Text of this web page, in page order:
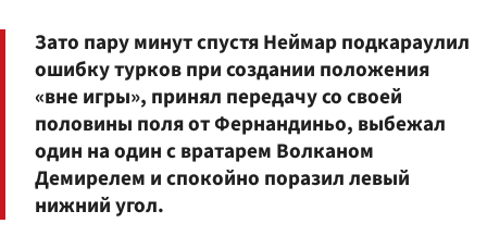
Зато пару минут спустя Неймар подкараулил
ошибку турков при создании положения
«вне игры», принял передачу со своей
половины поля от Фернандиньо, выбежал
один на один с вратарем Волканом
Демирелем и спокойно поразил левый
нижний угол.